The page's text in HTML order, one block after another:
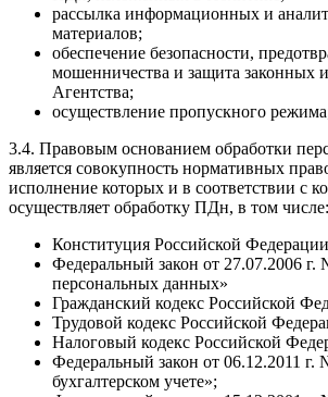
рассылка информационных и
материалов;
обеспечение безопасности,
мошенничества и защита законных
Агентства;
осуществление пропускного
3.4. Правовым основанием обработки
является совокупность нормативных
исполнение которых и в соответствии с
осуществляет обработку ПДн, в том числе:
Конституция Российской
Федеральный закон от 27.07.2006
персональных данных»
Гражданский кодекс Российской
Трудовой кодекс Российской
Налоговый кодекс Российской
Федеральный закон от 06.12.2011
бухгалтерском учете»;